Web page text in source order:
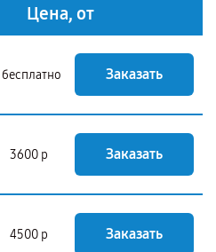
Цена, от
бесплатно Заказать
3600 р Заказать
4500 р Заказать